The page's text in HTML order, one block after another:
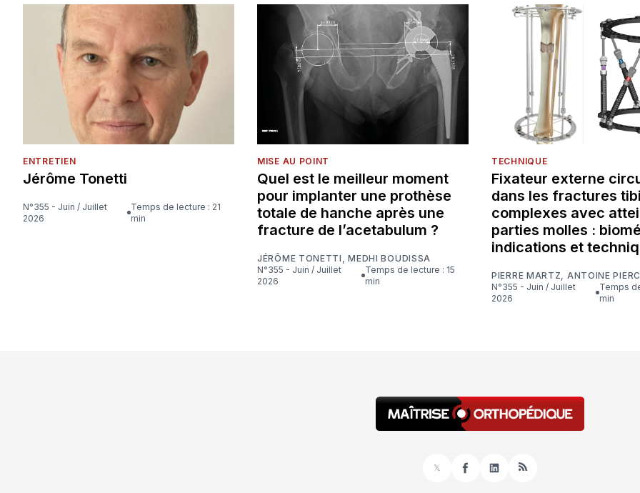
ENTRETIEN
Jérôme Tonetti
N°355 - Juin / Juillet
2026
Temps de lecture : 21
min
MISE AU POINT
Quel est le meilleur moment
pour implanter une prothèse
totale de hanche après une
fracture de l’acetabulum ?
JÉRÔME TONETTI ,MEDHI BOUDISSA
N°355 - Juin / Juillet
2026
Temps de lecture : 15
min
TECHNIQUE
Fixateur externe
dans les fractures
complexes avec
parties molles :
indications et
PIERRE MARTZ
ANTOINE
N°355 - Juin / Juillet
2026
Temps de lecture : 16
min
𝕏
FacebookLinkedInRSS